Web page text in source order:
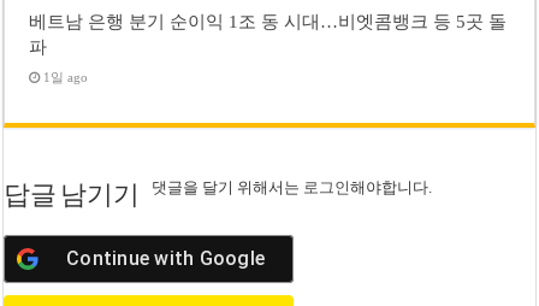
베트남 은행 분기 순이익 1조 동 시대…비엣콤뱅크 등 5곳 돌
파
1일 ago
답글 남기기 댓글을 달기 위해서는 로그인해야합니다.
Continue with Google